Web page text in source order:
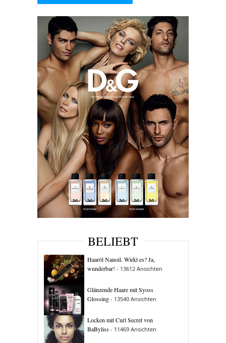
BELIEBT
Haaröl Nanoil. Wirkt es? Ja,
wunderbar! - 13612 Ansichten
Glänzende Haare mit Syoss
Glossing - 13540 Ansichten
Locken mit Curl Secret von
BaByliss - 11469 Ansichten